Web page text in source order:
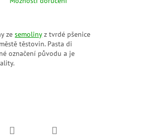
zesemolinyz tvrdé pšenice
těstovin. Pasta di
označení původu a je